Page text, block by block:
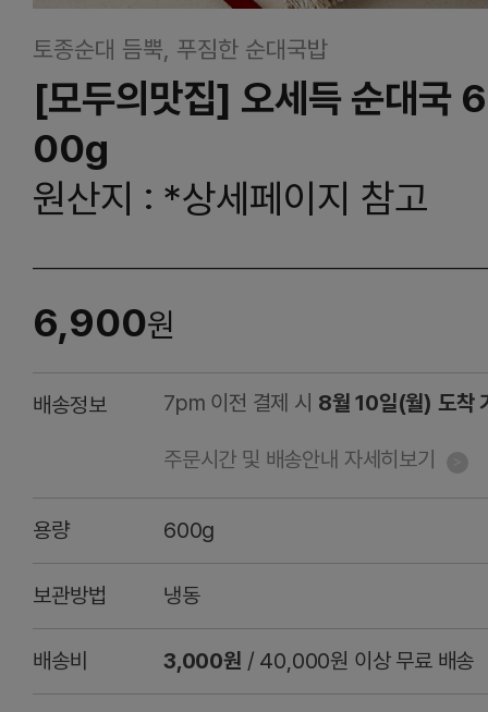
토종순대 듬뿍, 푸짐한 순대국밥
[모두의맛집] 오세득 순대국 6
00g
원산지 : *상세페이지 참고
6,900원
배송정보 7pm 이전 결제 시 8월 10일(월) 도착
주문시간 및 배송안내 자세히보기
용량 600g
보관방법 냉동
배송비 3,000원 / 40,000원 이상 무료 배송